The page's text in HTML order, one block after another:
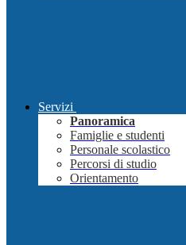
Servizi
Panoramica
Famiglie e studenti
Personale scolastico
Percorsi di studio
Orientamento